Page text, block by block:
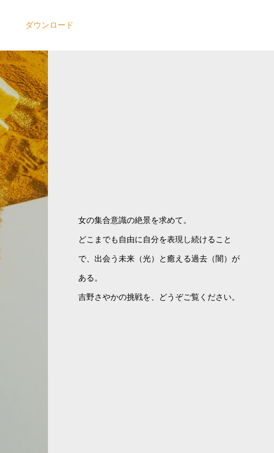
ダウンロード
女の集合意識の絶景を求めて。
どこまでも自由に自分を表現し続けること
で、出会う未来（光）と癒える過去（闇）が
ある。
吉野さやかの挑戦を、どうぞご覧ください。